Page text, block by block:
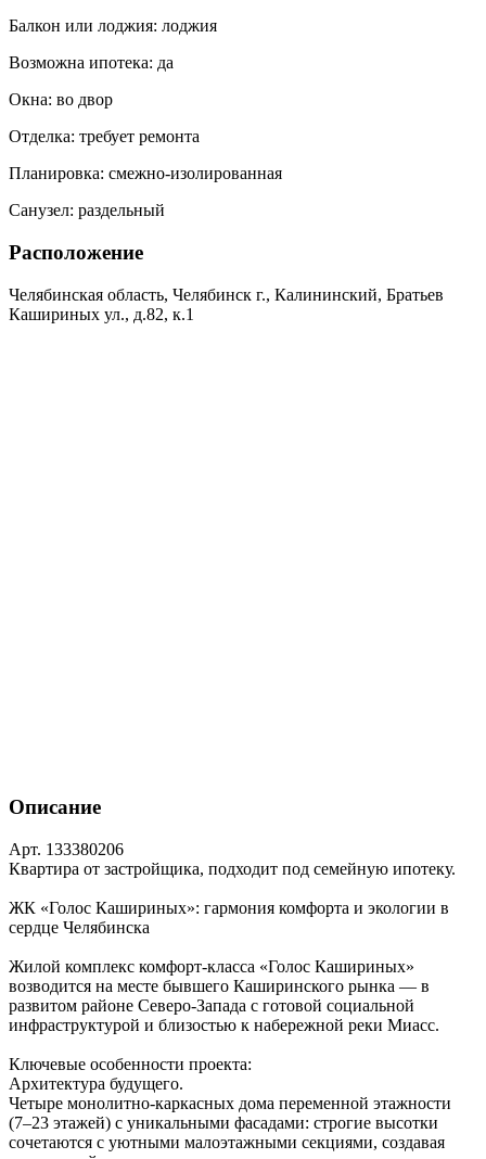
Балкон или лоджия: лоджия
Возможна ипотека: да
Окна: во двор
Отделка: требует ремонта
Планировка: смежно-изолированная
Санузел: раздельный
Расположение
Челябинская область, Челябинск г., Калининский, Братьев
Кашириных ул., д.82, к.1
Описание
Арт. 133380206
Квартира от застройщика, подходит под семейную ипотеку.
ЖК «Голос Кашириных»: гармония комфорта и экологии в
сердце Челябинска
Жилой комплекс комфорт‑класса «Голос Кашириных»
возводится на месте бывшего Каширинского рынка — в
развитом районе Северо‑Запада с готовой социальной
инфраструктурой и близостью к набережной реки Миасс.
Ключевые особенности проекта:
Архитектура будущего.
Четыре монолитно‑каркасных дома переменной этажности
(7–23 этажей) с уникальными фасадами: строгие высотки
сочетаются с уютными малоэтажными секциями, создавая